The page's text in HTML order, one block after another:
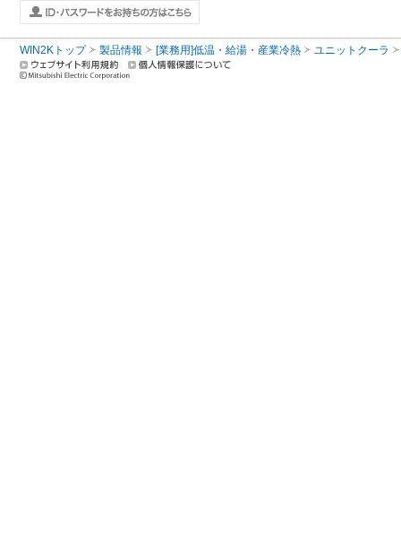
WIN2Kトップ 製品情報 [業務用]低温・給湯・産業冷熱 ユニットクーラ